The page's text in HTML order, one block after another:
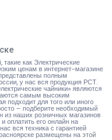
как Электрические
ценам в интернет-магазине
полным
у нас вся продукция РСТ.
чайники» являются
самым высоким
подходит для того или иного
– подберите необходимый
из наших розничных магазинов
оплатить его онлайн на
вся техника с гарантией
размещены наэтой